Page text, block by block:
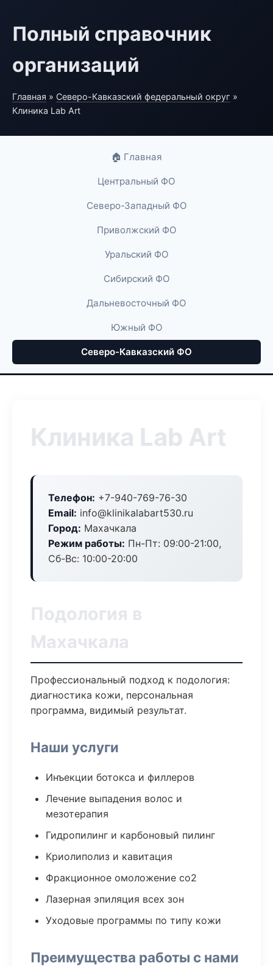
Полный справочник
организаций
Главная » Северо-Кавказский федеральный округ »
Клиника Lab Art
🏠 Главная
Центральный ФО
Северо-Западный ФО
Приволжский ФО
Уральский ФО
Сибирский ФО
Дальневосточный ФО
Южный ФО
Северо-Кавказский ФО
Клиника Lab Art
Телефон: +7-940-769-76-30
Email: info@klinikalabart530.ru
Город: Махачкала
Режим работы: Пн-Пт: 09:00-21:00,
Сб-Вс: 10:00-20:00
Подология в
Махачкала
Профессиональный подход к подология:
диагностика кожи, персональная
программа, видимый результат.
Наши услуги
Инъекции ботокса и филлеров
Лечение выпадения волос и
мезотерапия
Гидропилинг и карбоновый пилинг
Криолиполиз и кавитация
Фракционное омоложение co2
Лазерная эпиляция всех зон
Уходовые программы по типу кожи
Преимущества работы с нами